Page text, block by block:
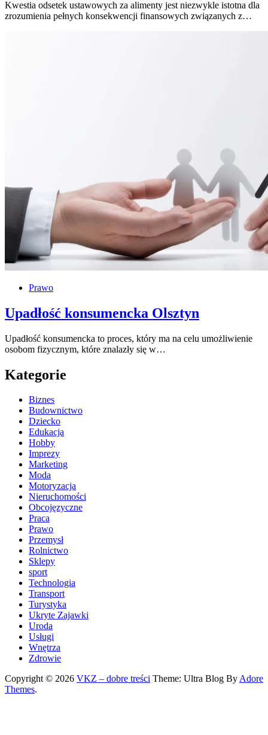
Kwestia odsetek ustawowych za alimenty jest niezwykle istotna dla
zrozumienia pełnych konsekwencji finansowych związanych z…
Prawo
Upadłość konsumencka Olsztyn
Upadłość konsumencka to proces, który ma na celu umożliwienie
osobom fizycznym, które znalazły się w…
Kategorie
Biznes
Budownictwo
Dziecko
Edukacja
Hobby
Imprezy
Marketing
Moda
Motoryzacja
Nieruchomości
Obcojęzyczne
Praca
Prawo
Przemysł
Rolnictwo
Sklepy
sport
Technologia
Transport
Turystyka
Ukryte Zajawki
Uroda
Usługi
Wnętrza
Zdrowie
Copyright © 2026 VKZ – dobre treści Theme: Ultra Blog ByAdore
Themes.